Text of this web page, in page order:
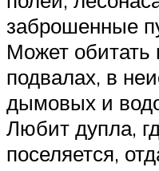
заброшенные
Может обитать
подвалах, в
дымовых и
Любит дупла,
поселяется,